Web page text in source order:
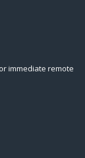
immediate remote